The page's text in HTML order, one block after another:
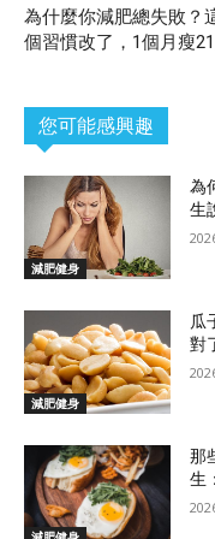
為什麼你減肥總失敗？
個習慣改了，1個月瘦
您可能感興趣
減肥健身
為
生
減肥健身
瓜
對
那
生